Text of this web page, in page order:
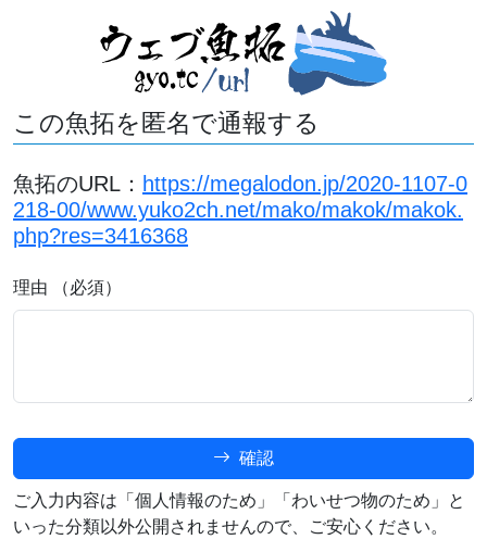
この魚拓を匿名で通報する
魚拓のURL： https://megalodon.jp/2020-1107-0
218-00/www.yuko2ch.net/mako/makok/makok.
php?res=3416368
理由 （必須）
確認
ご入力内容は「個人情報のため」「わいせつ物のため」と
いった分類以外公開されませんので、ご安心ください。